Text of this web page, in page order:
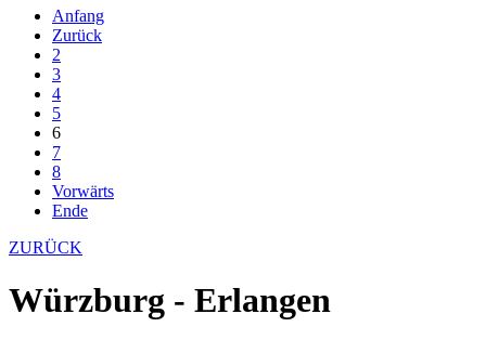
Anfang
Zurück
2
3
4
5
6
7
8
Vorwärts
Ende
ZURÜCK
Würzburg - Erlangen